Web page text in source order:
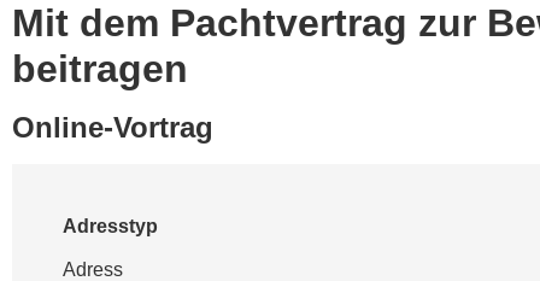
Mit dem Pachtvertrag zur
beitragen
Online-Vortrag
Adresstyp
Adress